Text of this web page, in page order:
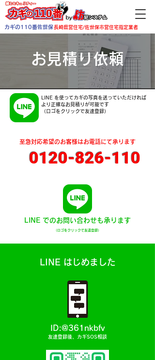
長崎県営住宅/佐世保市営住宅指定業者
カギの110番佐世保
お見積り依頼
LINE を使ってカギの写真を送っていただければ
より正確なお見積りが可能です
​（ロゴをクリックで友達登録）
至急対応希望のお客様はお電話にて承ります
0120-826-110
LINE でのお問い合わせも承ります
​（ロゴをクリックで友達登録）
LINE はじめました
ID:@361nkbfv
友達登録後、カギSOS相談